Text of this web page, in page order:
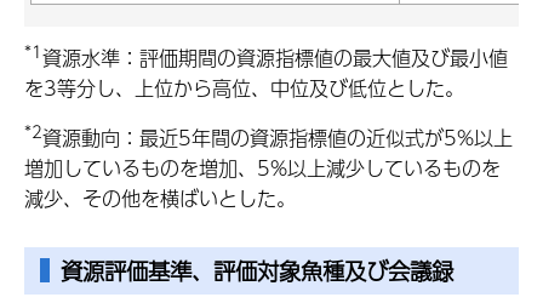
*1資源水準：評価期間の資源指標値の最大値及び最小値
を3等分し、上位から高位、中位及び低位とした。
*2資源動向：最近5年間の資源指標値の近似式が5%以上
増加しているものを増加、5%以上減少しているものを
減少、その他を横ばいとした。
資源評価基準、評価対象魚種及び会議録